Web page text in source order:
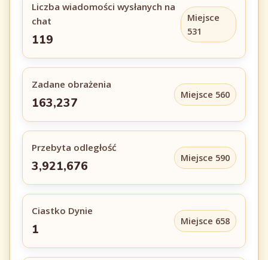
Liczba wiadomości wysłanych na
chat
119
Miejsce
531
Zadane obrażenia
163,237
Miejsce 560
Przebyta odległość
3,921,676
Miejsce 590
Ciastko Dynie
1
Miejsce 658